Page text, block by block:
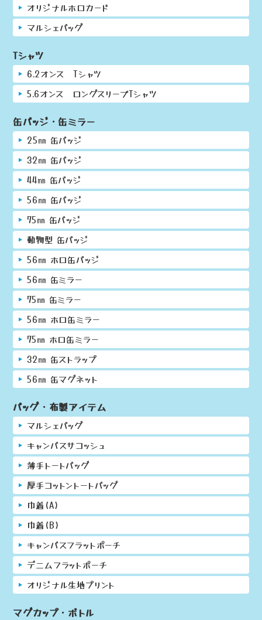
オリジナルホロカード
マルシェバッグ
Tシャツ
6.2オンス Tシャツ
5.6オンス ロングスリーブTシャツ
缶バッジ・缶ミラー
25㎜ 缶バッジ
32㎜ 缶バッジ
44㎜ 缶バッジ
56㎜ 缶バッジ
75㎜ 缶バッジ
動物型 缶バッジ
56㎜ ホロ缶バッジ
56㎜ 缶ミラー
75㎜ 缶ミラー
56㎜ ホロ缶ミラー
75㎜ ホロ缶ミラー
32㎜ 缶ストラップ
56㎜ 缶マグネット
バッグ・布製アイテム
マルシェバッグ
キャンバスサコッシュ
薄手トートバッグ
厚手コットントートバッグ
巾着(A)
巾着(B)
キャンバスフラットポーチ
デニムフラットポーチ
オリジナル生地プリント
マグカップ・ボトル